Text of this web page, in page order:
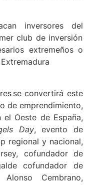
inversores del
club de inversión
extremeños o
se convertirá este
de emprendimiento,
Oeste de España,
Day, evento de
regional y nacional,
cofundador de
cofundador de
Cembrano,